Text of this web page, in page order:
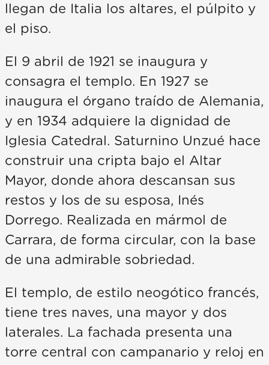
llegan de Italia los altares, el púlpito y
el piso.
El 9 abril de 1921 se inaugura y
consagra el templo. En 1927 se
inaugura el órgano traído de Alemania,
y en 1934 adquiere la dignidad de
Iglesia Catedral. Saturnino Unzué hace
construir una cripta bajo el Altar
Mayor, donde ahora descansan sus
restos y los de su esposa, Inés
Dorrego. Realizada en mármol de
Carrara, de forma circular, con la base
de una admirable sobriedad.
El templo, de estilo neogótico francés,
tiene tres naves, una mayor y dos
laterales. La fachada presenta una
torre central con campanario y reloj en